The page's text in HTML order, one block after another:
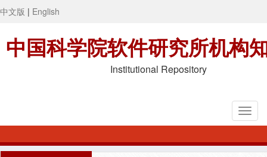
中文版 | English
中国科学院软件研究所机构
Institutional Repository